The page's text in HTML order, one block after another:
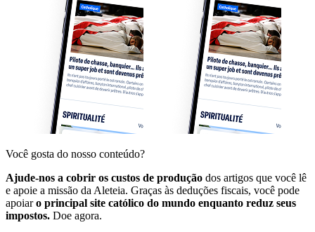
Você gosta do nosso conteúdo?
Ajude-nos a cobrir os custos de produção dos artigos que você lê
e apoie a missão da Aleteia. Graças às deduções fiscais, você pode
apoiaro principal site católico do mundo enquanto reduz seus
impostos. Doe agora.